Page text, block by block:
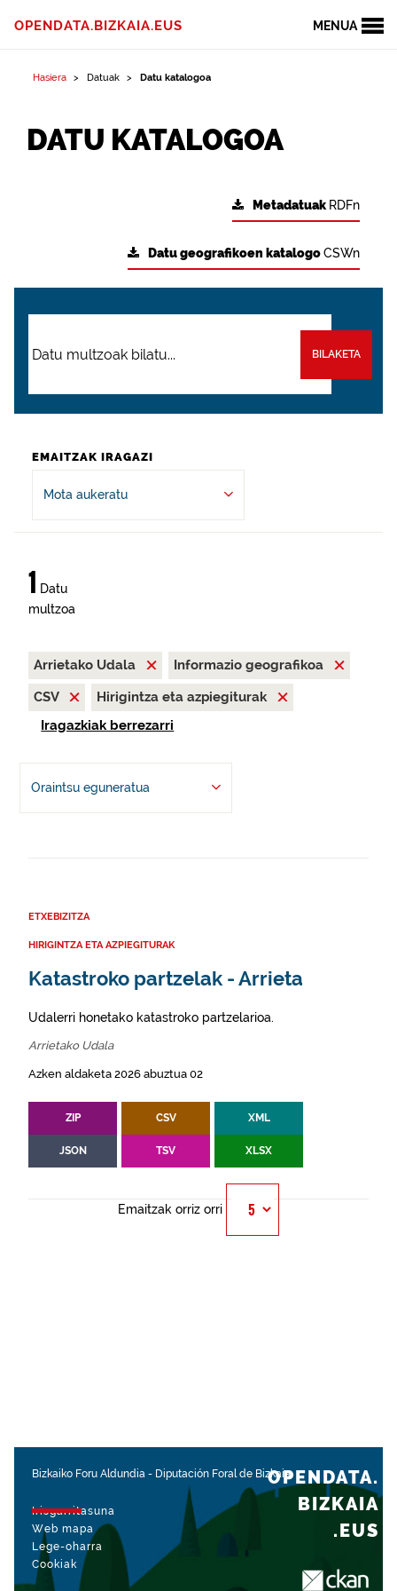
MENUA
OPENDATA.BIZKAIA.EUS
Hasiera Datuak Datu katalogoa
DATU KATALOGOA
Metadatuak RDFn
Datu geografikoen katalogoCSWn
BILAKETA
EMAITZAK IRAGAZI
Mota aukeratu
1 Datu
multzoa
Arrietako Udala
Informazio geografikoa
CSV
Hirigintza eta azpiegiturak
Iragazkiak berrezarri
Oraintsu eguneratua
ETXEBIZITZA
HIRIGINTZA ETA AZPIEGITURAK
Katastroko partzelak - Arrieta
Udalerri honetako katastroko partzelarioa.
Arrietako Udala
Azken aldaketa 2026 abuztua 02
ZIP CSV XML
JSON TSV XLSX
Emaitzak orriz orri
Bizkaiko Foru Aldundia - Diputación Foral de Bizkaia
Irisgarritasuna
Web mapa
Lege-oharra
Cookiak
OPENDATA.
BIZKAIA
.EUS